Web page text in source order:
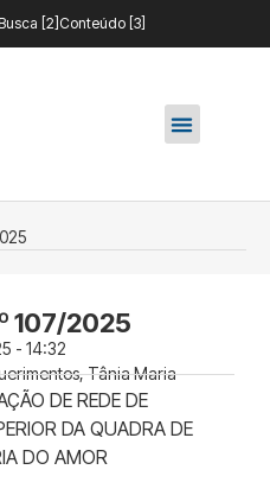
Busca [2] Conteúdo [3]
107/2025
- 14:32
,Tânia Maria
DE REDE DE
DA QUADRA DE
DO AMOR